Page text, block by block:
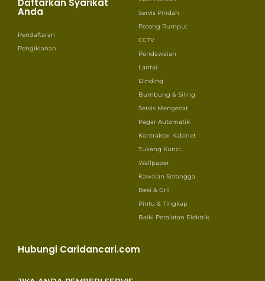
Daftarkan Syarikat
Anda
Pendaftaran
Pengiklanan
Servis Pindah
Potong Rumput
CCTV
Pendawaian
Lantai
Dinding
Bumbung & Siling
Servis Mengecat
Pagar Automatik
Kontraktor Kabinet
Tukang Kunci
Wallpaper
Kawalan Serangga
Besi & Gril
Pintu & Tingkap
Baiki Peralatan Elektrik
Hubungi Caridancari.com